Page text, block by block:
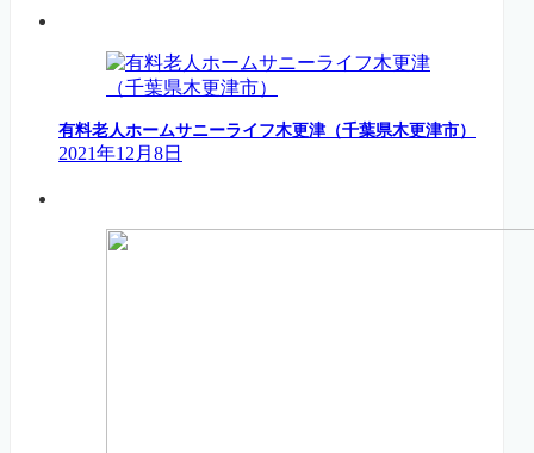
有料老人ホームサニーライフ木更津（千葉県木更津市）
2021年12月8日